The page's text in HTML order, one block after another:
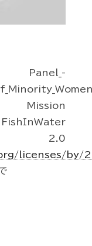
2.0
licenses/by/